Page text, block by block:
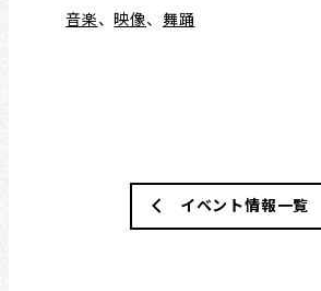
音楽、映像、 舞踊
イベント情報一覧